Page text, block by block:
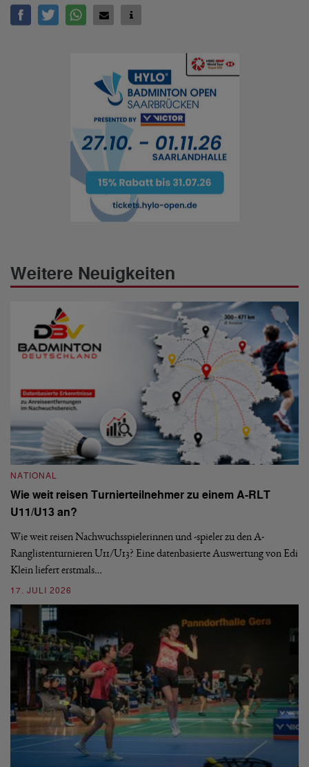
Weitere Neuigkeiten
NATIONAL
Wie weit reisen Turnierteilnehmer zu einem A-RLT
U11/U13 an?
Wie weit reisen Nachwuchsspielerinnen und -spieler zu den A-
Ranglistenturnieren U11/U13? Eine datenbasierte Auswertung von Edi
Klein liefert erstmals…
17. JULI 2026